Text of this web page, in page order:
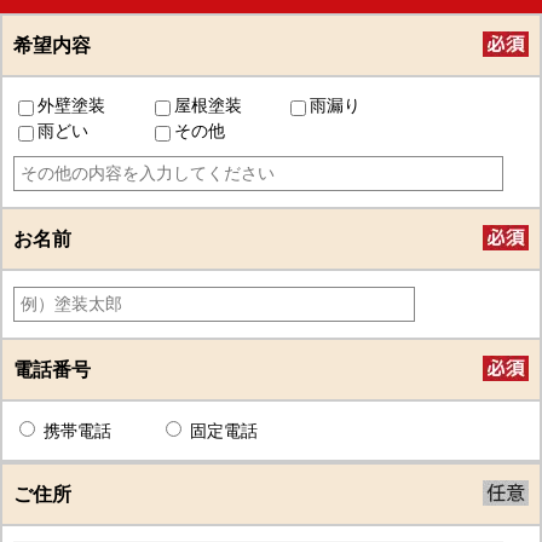
希望内容
外壁塗装 屋根塗装
雨漏り
雨どい
その他
お名前
電話番号
携帯電話 固定電話
ご住所